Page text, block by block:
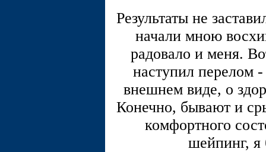
Результаты не
начали мною
радовало и меня.
наступил перелом -
внешнем виде, о
Конечно, бывают и
комфортного
шейпинг,